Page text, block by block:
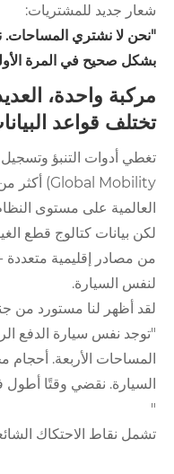
شعار جديد للمشتريات:
"نحن لا نشتري المساحات.
بشكل صحيح في المرة
مركبة واحدة،
تختلف قواعد
العالمية على مستوى
لكن بيانات كتالوج قطع
من مصادر إقليمية متعددة -
لنفس السيارة.
لقد أظهر لنا مستورد من
"توجد نفس سيارة الدفع
المساحات الأربعة.
السيارة. نقضي وقتًا أطول
"
تشمل نقاط الاحتكاك